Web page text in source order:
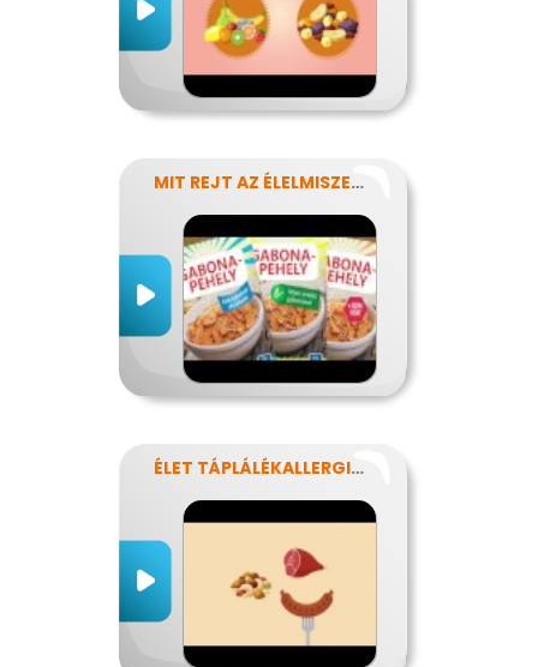
MIT REJT AZ ÉLELMISZERCÍMKE?
ÉLET TÁPLÁLÉKALLERGIÁVAL